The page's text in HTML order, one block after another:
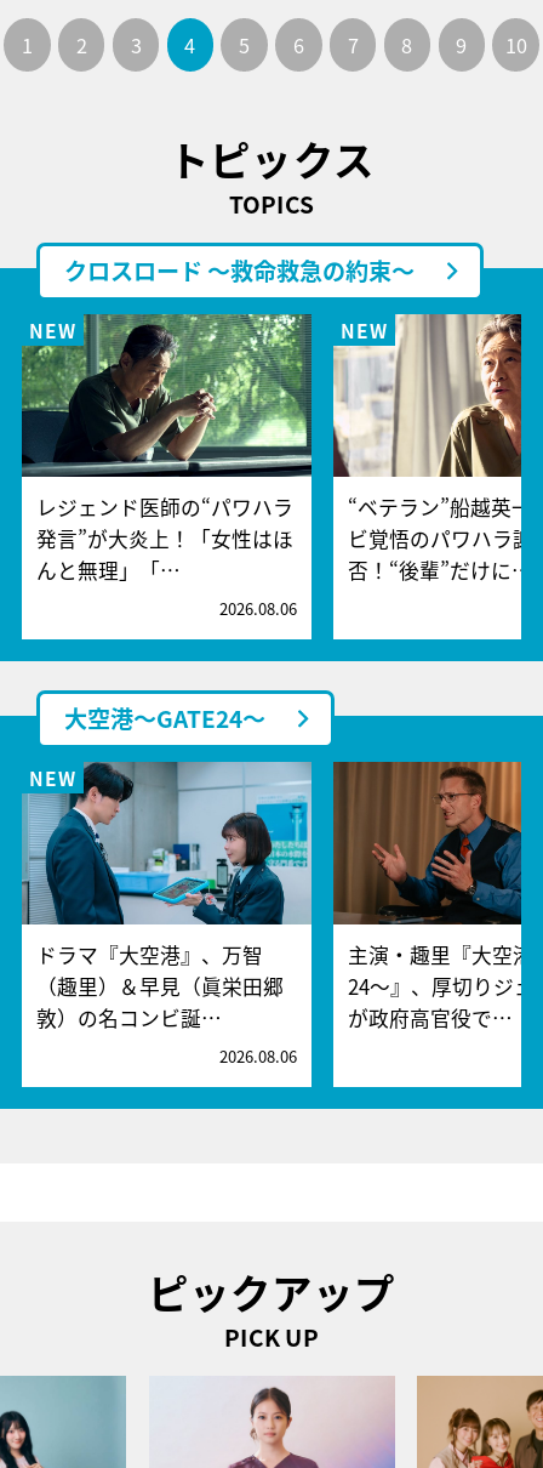
1 2 3 4 5 6 7 8 9 10
トピックス
TOPICS
クロスロード ～救命救急の約束～
レジェンド医師の“パワハラ
発言”が大炎上！「女性はほ
んと無理」「…
2026.08.06
“ベテラン”船越英一
ビ覚悟のパワハラ謝
否！“後輩”だけに…
大空港～GATE24～
ドラマ『大空港』、万智
（趣里）＆早見（眞栄田郷
敦）の名コンビ誕…
2026.08.06
主演・趣里『大空港
24～』、厚切りジェ
が政府高官役で…
ピックアップ
PICK UP